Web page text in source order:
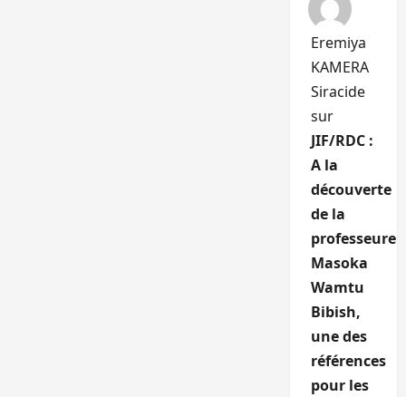
Eremiya
KAMERA
Siracide
sur
JIF/RDC :
A la
découverte
de la
professeure
Masoka
Wamtu
Bibish,
une des
références
pour les